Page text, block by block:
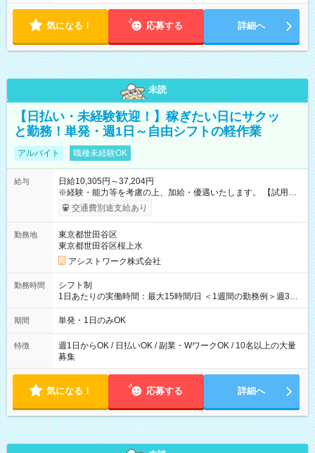
気になる！ 応募する 詳細へ
未読
【日払い・未経験歓迎！】稼ぎたい日にサクッ
と勤務！単発・週1日～自由シフトの軽作業
アルバイト 職種未経験OK
給与
日給10,305円～37,204円
※経験・能力等を考慮の上、加給・優遇いたします。 【試用期
間】試用期間なし
交通費別途支給あり
勤務地
東京都世田谷区
東京都世田谷区桜上水
アシストワーク株式会社
勤務時間
シフト制
1日あたりの実働時間：最大15時間/日 ＜1週間の勤務例＞週3回
勤務 勤務：月・水・金 休み：火・木・土・日 好きな時にお仕事
可能です！ ※1日あたりの最大実働時間は日勤、夜勤共に勤務し
期間 単発・1日のみOK
特徴
週1日からOK / 日払いOK / 副業・WワークOK / 10名以上の大量
募集
気になる！ 応募する 詳細へ